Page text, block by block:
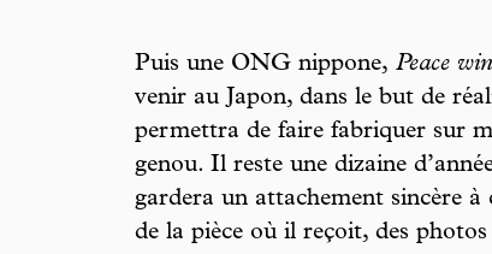
Puis une ONG nippone, Peace
venir au Japon, dans le but de
permettra de faire fabriquer sur
genou. Il reste une dizaine
gardera un attachement sincère
de la pièce où il reçoit, des